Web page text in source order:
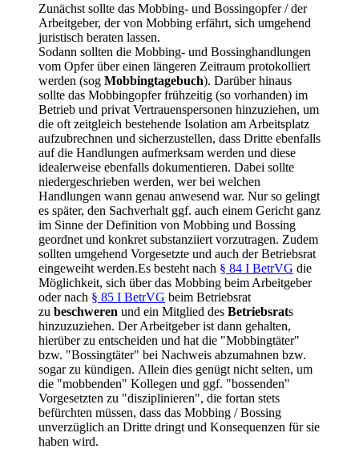
Zunächst sollte das Mobbing- und Bossingopfer / der
Arbeitgeber, der von Mobbing erfährt, sich umgehend
juristisch beraten lassen.
Sodann sollten die Mobbing- und Bossinghandlungen
vom Opfer über einen längeren Zeitraum protokolliert
werden (sog Mobbingtagebuch). Darüber hinaus
sollte das Mobbingopfer frühzeitig (so vorhanden) im
Betrieb und privat Vertrauenspersonen hinzuziehen, um
die oft zeitgleich bestehende Isolation am Arbeitsplatz
aufzubrechnen und sicherzustellen, dass Dritte ebenfalls
auf die Handlungen aufmerksam werden und diese
idealerweise ebenfalls dokumentieren. Dabei sollte
niedergeschrieben werden, wer bei welchen
Handlungen wann genau anwesend war. Nur so gelingt
es später, den Sachverhalt ggf. auch einem Gericht ganz
im Sinne der Definition von Mobbing und Bossing
geordnet und konkret substanziiert vorzutragen. Zudem
sollten umgehend Vorgesetzte und auch der Betriebsrat
eingeweiht werden.Es besteht nach § 84 I BetrVG die
Möglichkeit, sich über das Mobbing beim Arbeitgeber
oder nach § 85 I BetrVG beim Betriebsrat
zu beschweren und ein Mitglied des Betriebsrats
hinzuzuziehen. Der Arbeitgeber ist dann gehalten,
hierüber zu entscheiden und hat die "Mobbingtäter"
bzw. "Bossingtäter" bei Nachweis abzumahnen bzw.
sogar zu kündigen. Allein dies genügt nicht selten, um
die "mobbenden" Kollegen und ggf. "bossenden"
Vorgesetzten zu "disziplinieren", die fortan stets
befürchten müssen, dass das Mobbing / Bossing
unverzüglich an Dritte dringt und Konsequenzen für sie
haben wird.